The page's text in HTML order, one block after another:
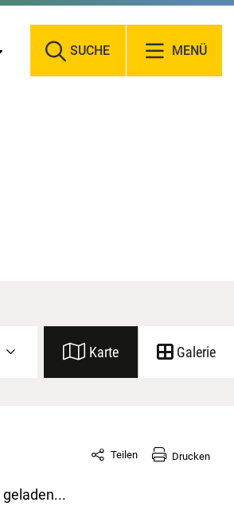
SUCHE MENÜ
Karte Galerie
Teilen Drucken